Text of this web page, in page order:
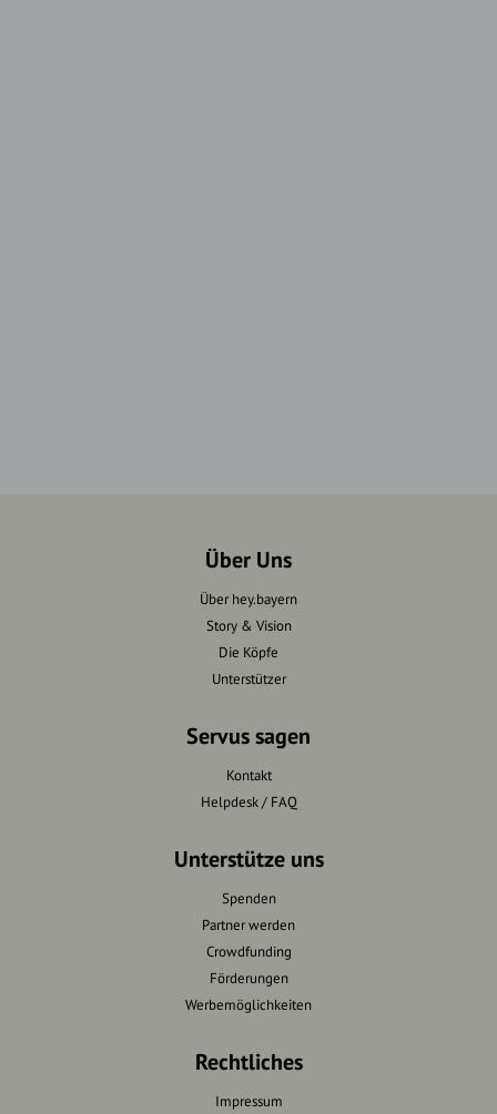
Über Uns
Über hey.bayern
Story & Vision
Die Köpfe
Unterstützer
Servus sagen
Kontakt
Helpdesk / FAQ
Unterstütze uns
Spenden
Partner werden
Crowdfunding
Förderungen
Werbemöglichkeiten
Rechtliches
Impressum